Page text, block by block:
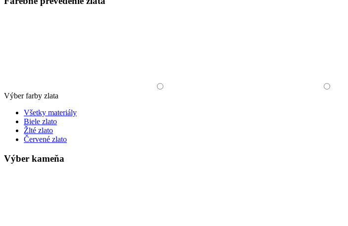
Výber farby zlata
Všetky materiály
Biele zlato
Žlté zlato
Červené zlato
Výber kameňa